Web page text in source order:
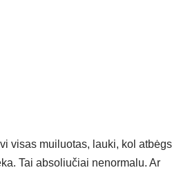
visas muiluotas, lauki, kol atbėgs
Tai absoliučiai nenormalu. Ar